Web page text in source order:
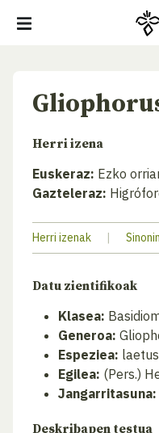
Herri izena
Euskeraz: Ezko
Gazteleraz:
Herri izenak |
Datu zientifikoak
Klasea:
Generoa:
Espeziea: laetus
Egilea: (Pers.)
Jangarritasuna:
Deskribapen testua